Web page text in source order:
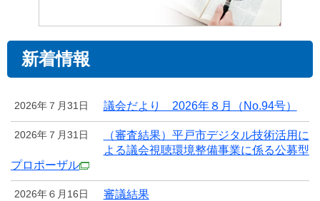
新着情報
2026年７月31日 議会だより 2026年８月（No.94号）
2026年７月31日
（審査結果）平戸市デジタル技術活用に
よる議会視聴環境整備事業に係る公募型
プロポーザル
2026年６月16日 審議結果